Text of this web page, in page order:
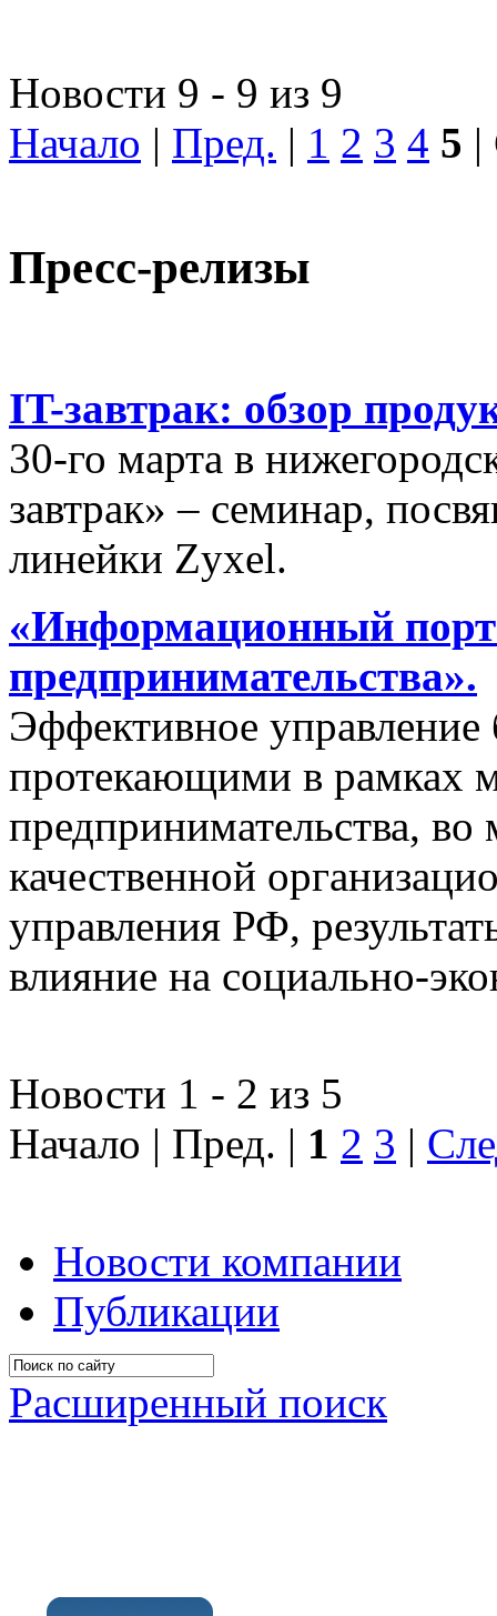
Новости 9 - 9 из 9
Начало | Пред. | 1 2 3 4 5 |
Пресс-релизы
IT-завтрак: обзор
30-го марта в
завтрак» – семинар,
линейки Zyxel.
«Информационный
предпринимательства».
Эффективное управление
протекающими в рамках
предпринимательства,
качественной
управления РФ,
влияние на социально-
Новости 1 - 2 из 5
Начало | Пред. | 1 2 3 |
Новости компании
Публикации
Расширенный поиск